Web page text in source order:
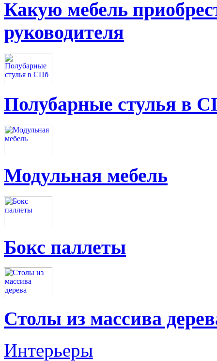
Какую мебель
руководителя
Полубарные стулья в
Модульная мебель
Бокс паллеты
Столы из массива
Интерьеры